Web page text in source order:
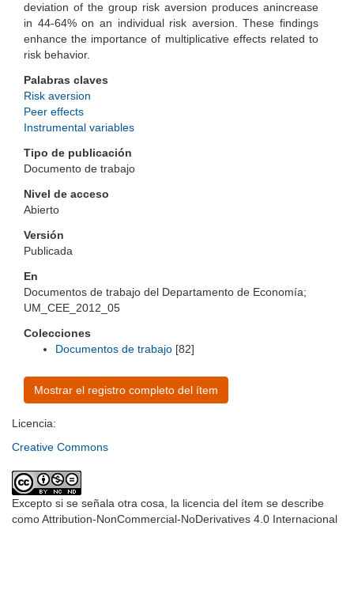
deviation of the group risk aversion produces anincrease
in 44-64% on an individual risk aversion. These findings
enhance the importance of multiplicative effects related to
risk behavior.
Palabras claves
Risk aversion
Peer effects
Instrumental variables
Tipo de publicación
Documento de trabajo
Nivel de acceso
Abierto
Versión
Publicada
En
Documentos de trabajo del Departamento de Economía;
UM_CEE_2012_05
Colecciones
Documentos de trabajo [82]
Mostrar el registro completo del ítem
Licencia:
Creative Commons
Excepto si se señala otra cosa, la licencia del ítem se describe
como Attribution-NonCommercial-NoDerivatives 4.0 Internacional